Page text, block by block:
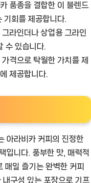
품종을 결합한 이 블렌드
기회를 제공합니다.
라인더나 상업용 그라인
수 있습니다.
격으로 탁월한 가치를 제
제공합니다.
아라비카 커피의 진정한
입니다. 풍부한 맛, 매력적
매일 즐기는 완벽한 커피
구성 있는 포장으로 기프